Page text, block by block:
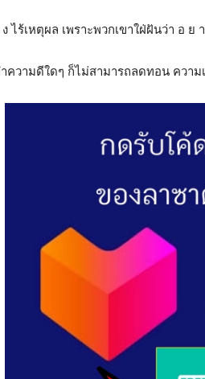
ง ไร้เหตุผล เพราะพวกเขาใฝ่ฝันว่า อ
ความดีใดๆ ก็ไม่สามารถลดทอน ความ